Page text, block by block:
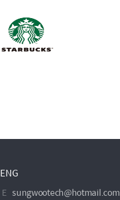
ENG
E sungwootech@hotmail.com